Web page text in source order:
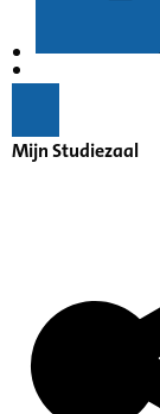
Mijn Studiezaal